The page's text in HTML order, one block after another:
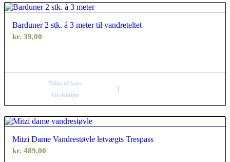
Barduner 2 stk. á 3 meter til vandreteltet
kr. 39,00
Tilføj til kurv
Vis detaljer
Mitzi Dame Vandrestøvle letvægts Trespass
kr. 489,00